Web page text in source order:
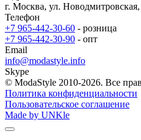
г. Москва, ул.
Телефон
+7 965-442-30-60 - розница
+7 965-442-30-90 - опт
Email
info@modastyle.info
Skype
© ModaStyle 2010-2026. Все
Политика конфиденциальности
Пользовательское соглашение
Made by UNKle